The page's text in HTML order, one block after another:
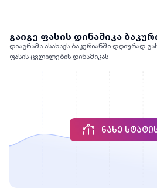
გაიგე ფასის დინამიკა
დიაგრამა ასახავს ბაკურიანში დღიურად
ფასის ცვლილების დინამიკას
ᲜᲐᲮᲔ